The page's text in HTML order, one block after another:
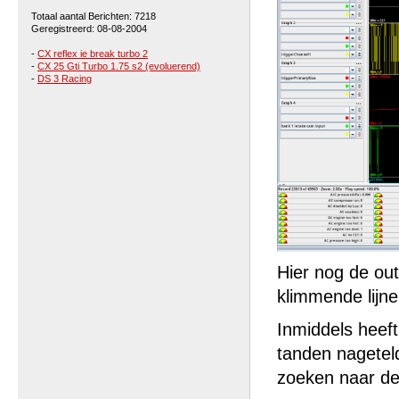
Totaal aantal Berichten: 7218
Geregistreerd: 08-08-2004
- CX reflex ie break turbo 2
- CX 25 Gti Turbo 1.75 s2 (evoluerend)
- DS 3 Racing
Hier nog de
klimmende
Inmiddels
tanden
zoeken naar